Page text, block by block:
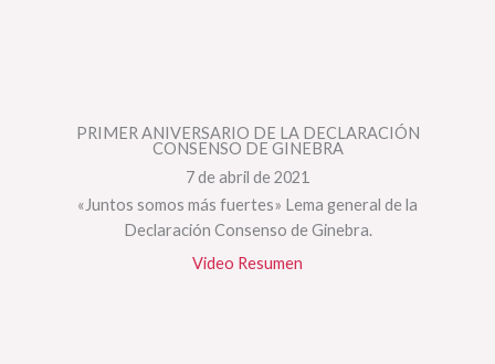
PRIMER ANIVERSARIO DE LA DECLARACIÓN
CONSENSO DE GINEBRA
7 de abril de 2021
«Juntos somos más fuertes» Lema general de la
Declaración Consenso de Ginebra.
Video Resumen